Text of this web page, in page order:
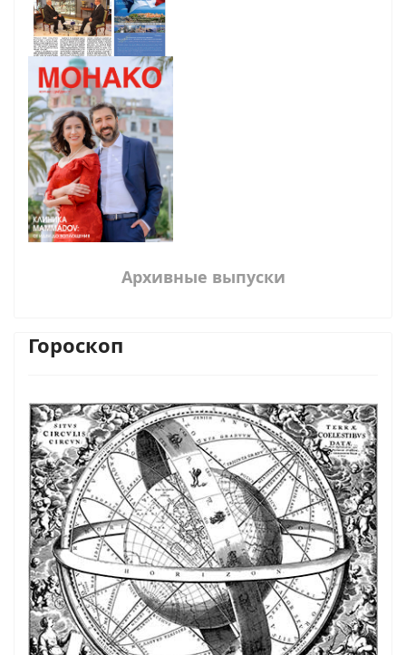
Архивные выпуски
Гороскоп